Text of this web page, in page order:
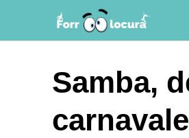
contenido
Samba,